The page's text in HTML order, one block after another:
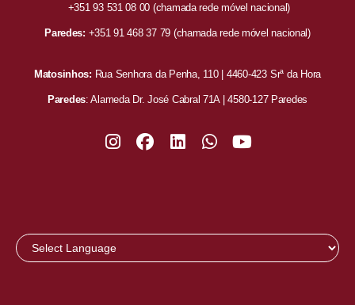
+351 93 531 08 00 (chamada rede móvel nacional)
Paredes: +351 91 468 37 79 (chamada rede móvel nacional)
Matosinhos: Rua Senhora da Penha, 110 | 4460-423 Srª da Hora
Paredes: Alameda Dr. José Cabral 71A | 4580-127 Paredes